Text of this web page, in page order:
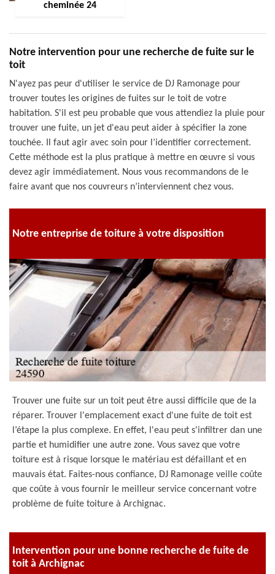
cheminée 24
Notre intervention pour une recherche de fuite sur le
toit
N'ayez pas peur d'utiliser le service de DJ Ramonage pour
trouver toutes les origines de fuites sur le toit de votre
habitation. S'il est peu probable que vous attendiez la pluie pour
trouver une fuite, un jet d'eau peut aider à spécifier la zone
touchée. Il faut agir avec soin pour l’identifier correctement.
Cette méthode est la plus pratique à mettre en œuvre si vous
devez agir immédiatement. Nous vous recommandons de le
faire avant que nos couvreurs n’interviennent chez vous.
Notre entreprise de toiture à votre disposition
Trouver une fuite sur un toit peut être aussi difficile que de la
réparer. Trouver l'emplacement exact d'une fuite de toit est
l’étape la plus complexe. En effet, l'eau peut s'infiltrer dan une
partie et humidifier une autre zone. Vous savez que votre
toiture est à risque lorsque le matériau est défaillant et en
mauvais état. Faites-nous confiance, DJ Ramonage veille coûte
que coûte à vous fournir le meilleur service concernant votre
problème de fuite toiture à Archignac.
Intervention pour une bonne recherche de fuite de
toit à Archignac